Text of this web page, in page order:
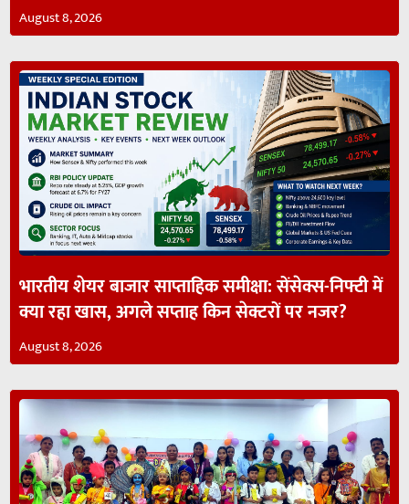
August 8, 2026
भारतीय शेयर बाजार साप्ताहिक समीक्षा: सेंसेक्स-निफ्टी में
क्या रहा खास, अगले सप्ताह किन सेक्टरों पर नजर?
August 8, 2026